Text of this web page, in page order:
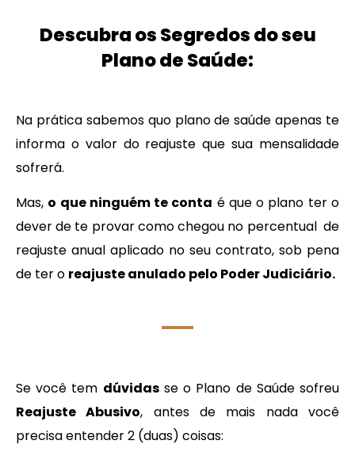
Descubra os Segredos do seu
Plano de Saúde:
Na prática sabemos quo plano de saúde apenas te
informa o valor do reajuste que sua mensalidade
sofrerá.
Mas, o que ninguém te conta é que o plano ter o
dever de te provar como chegou no percentual de
reajuste anual aplicado no seu contrato, sob pena
de ter o reajuste anulado pelo Poder Judiciário.
Se você tem dúvidasse o Plano de Saúde sofreu
Reajuste Abusivo, antes de mais nada você
precisa entender 2 (duas) coisas: